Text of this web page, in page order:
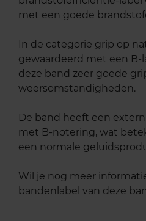
met een goede
In de categorie grip op
gewaardeerd met een
deze band zeer goede
weersomstandigheden.
De band heeft een
met B-notering, wat
een normale
Wil je nog meer
bandenlabel van deze